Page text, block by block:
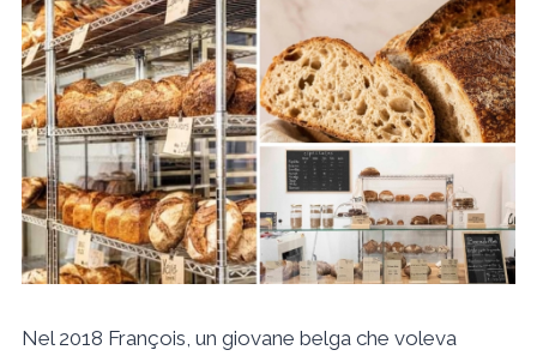
Nel 2018 François, un giovane belga che voleva